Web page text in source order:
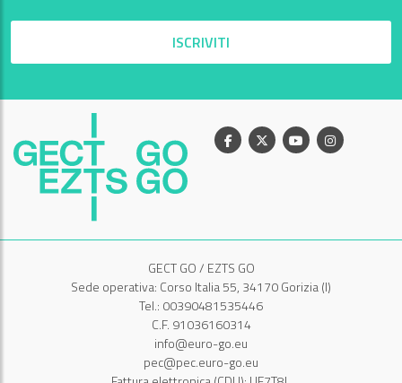
ISCRIVITI
Facebook
X YoutubeInstagram
GECT GO / EZTS GO
Sede operativa: Corso Italia 55, 34170 Gorizia (I)
Tel.: 00390481535446
C.F. 91036160314
info@euro-go.eu
pec@pec.euro-go.eu